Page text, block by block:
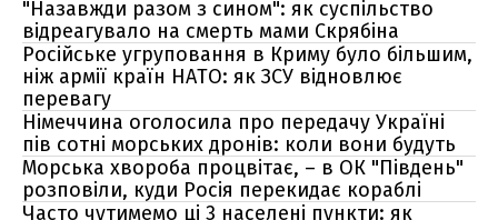
"Назавжди разом з сином": як суспільство
відреагувало на смерть мами Скрябіна
Російське угруповання в Криму було більшим,
ніж армії країн НАТО: як ЗСУ відновлює
перевагу
Німеччина оголосила про передачу Україні
пів сотні морських дронів: коли вони будуть
Морська хвороба процвітає, – в ОК "Південь"
розповіли, куди Росія перекидає кораблі
Часто чутимемо ці 3 населені пункти: як